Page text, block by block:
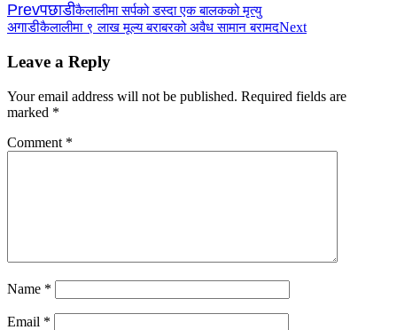
Prevपछाडीकैलालीमा सर्पको डस्दा एक बालकको मृत्यु
अगाडीकैलालीमा ९ लाख मूल्य बराबरको अवैध सामान बरामदNext
Leave a Reply
Your email address will not be published. Required fields are
marked *
Comment *
Name *
Email *